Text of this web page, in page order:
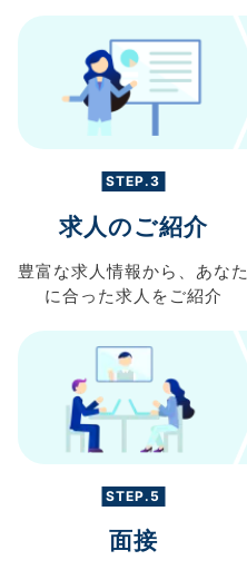
STEP.3
求人のご紹介
豊富な求人情報から、 あなた
に合った求人を ご紹介
STEP.5
面接